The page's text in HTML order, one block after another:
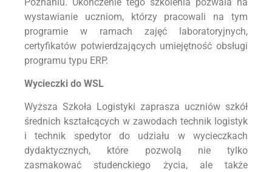
wystawianie uczniom, którzy pracowali na tym
programie w ramach zajęć laboratoryjnych,
certyfikatów potwierdzających umiejętność obsługi
programu typu ERP.
Wycieczki do WSL
Wyższa Szkoła Logistyki zaprasza uczniów szkół
średnich kształcących w zawodach technik logistyk
i technik spedytor do udziału w wycieczkach
dydaktycznych, które pozwolą nie tylko
zasmakować studenckiego życia, ale także